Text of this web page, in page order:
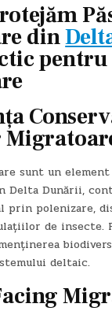
din
pentru
sunt un
Delta Dunării,
prin polenizare,
de insecte.
deltaic.